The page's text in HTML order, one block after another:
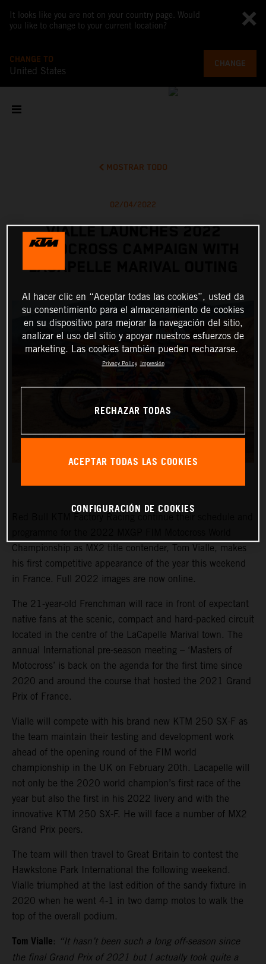
It looks like you are not on your country page. Would
you like to change to your current location?
CHANGE TO
United States
CHANGE
MOSTRAR TODO
02/04/2022
VIALLE LAUNCHES 2022
MOTOCROSS CAMPAIGN WITH
LACAPELLE MARIVAL OUTING
Championship as MX2 title contender, Tom Vialle, makes
his first competitive appearance of the year this weekend
in France. Full 2022 images are now online.
The 21-year-old Frenchman will race in front of expectant
native fans at the scenic, compact and hard-packed circuit
located in the centre of the LaCapelle Marival town. The
annual International pre-season meeting – ‘Masters of
Motocross’ is back on the agenda for the first time since
2020 and around the course that hosted the 2021 Grand
Prix of France.
Vialle will compete with his brand new KTM 250 SX-F as
the team maintain their testing and development work
ahead of the opening round of the FIM world
championship in the UK on February 20th. Lacapelle will
not only be the 2020 world champion’s first race of the
year but also the first in his 2022 livery and with the
innovative KTM 250 SX-F. He will face a number of MX2
Grand Prix peers.
The team will then travel to Great Britain to contest the
Hawkstone Park International the following weekend.
Vialle triumphed at the last edition of the sandy fixture in
2020 when he went 4-1 in two damp motos to walk the
top of the overall podium.
Tom Vialle: “It hasn’t been such a long off-season since
the final Grand Prix of 2021 but I actually took quite a
Al hacer clic en “Aceptar todas las cookies”, usted da
su consentimiento para el almacenamiento de cookies
en su dispositivo para mejorar la navegación del sitio,
analizar el uso del sitio y apoyar nuestros esfuerzos de
marketing. Las cookies también pueden rechazarse.
Privacy Policy Impresión
RECHAZAR TODAS
ACEPTAR TODAS LAS COOKIES
CONFIGURACIÓN DE COOKIES